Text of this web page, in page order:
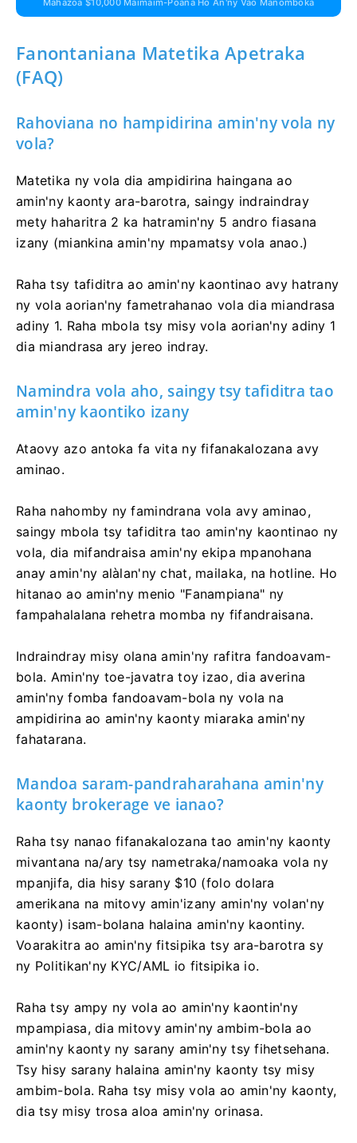
Mahazoa $10,000 Maimaim-Poana Ho An'ny Vao Manomboka
Fanontaniana Matetika Apetraka
(FAQ)
Rahoviana no hampidirina amin'ny vola ny
vola?
Matetika ny vola dia ampidirina haingana ao
amin'ny kaonty ara-barotra, saingy indraindray
mety haharitra 2 ka hatramin'ny 5 andro fiasana
izany (miankina amin'ny mpamatsy vola anao.)
Raha tsy tafiditra ao amin'ny kaontinao avy hatrany
ny vola aorian'ny fametrahanao vola dia miandrasa
adiny 1. Raha mbola tsy misy vola aorian'ny adiny 1
dia miandrasa ary jereo indray.
Namindra vola aho, saingy tsy tafiditra tao
amin'ny kaontiko izany
Ataovy azo antoka fa vita ny fifanakalozana avy
aminao.
Raha nahomby ny famindrana vola avy aminao,
saingy mbola tsy tafiditra tao amin'ny kaontinao ny
vola, dia mifandraisa amin'ny ekipa mpanohana
anay amin'ny alàlan'ny chat, mailaka, na hotline. Ho
hitanao ao amin'ny menio "Fanampiana" ny
fampahalalana rehetra momba ny fifandraisana.
Indraindray misy olana amin'ny rafitra fandoavam-
bola. Amin'ny toe-javatra toy izao, dia averina
amin'ny fomba fandoavam-bola ny vola na
ampidirina ao amin'ny kaonty miaraka amin'ny
fahatarana.
Mandoa saram-pandraharahana amin'ny
kaonty brokerage ve ianao?
Raha tsy nanao fifanakalozana tao amin'ny kaonty
mivantana na/ary tsy nametraka/namoaka vola ny
mpanjifa, dia hisy sarany $10 (folo dolara
amerikana na mitovy amin'izany amin'ny volan'ny
kaonty) isam-bolana halaina amin'ny kaontiny.
Voarakitra ao amin'ny fitsipika tsy ara-barotra sy
ny Politikan'ny KYC/AML io fitsipika io.
Raha tsy ampy ny vola ao amin'ny kaontin'ny
mpampiasa, dia mitovy amin'ny ambim-bola ao
amin'ny kaonty ny sarany amin'ny tsy fihetsehana.
Tsy hisy sarany halaina amin'ny kaonty tsy misy
ambim-bola. Raha tsy misy vola ao amin'ny kaonty,
dia tsy misy trosa aloa amin'ny orinasa.